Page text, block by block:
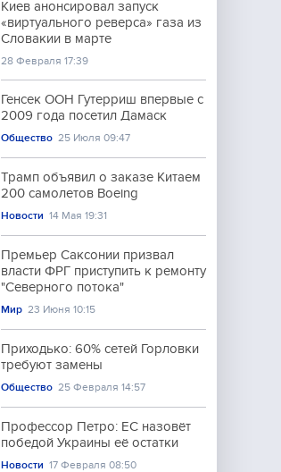
Киев анонсировал запуск
«виртуального реверса» газа из
Словакии в марте
28 Февраля 17:39
Генсек ООН Гутерриш впервые с
2009 года посетил Дамаск
Общество 25 Июля 09:47
Трамп объявил о заказе Китаем
200 самолетов Boeing
Новости 14 Мая 19:31
Премьер Саксонии призвал
власти ФРГ приступить к ремонту
"Северного потока"
Мир 23 Июня 10:15
Приходько: 60% сетей Горловки
требуют замены
Общество 25 Февраля 14:57
Профессор Петро: ЕС назовёт
победой Украины её остатки
Новости 17 Февраля 08:50